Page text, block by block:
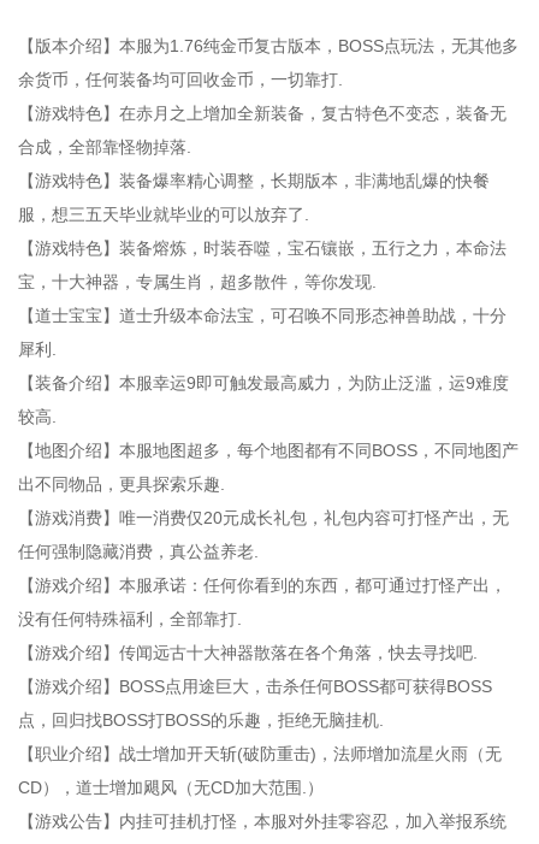
【版本介绍】本服为1.76纯金币复古版本，BOSS点玩法，无其他多
余货币，任何装备均可回收金币，一切靠打.
【游戏特色】在赤月之上增加全新装备，复古特色不变态，装备无
合成，全部靠怪物掉落.
【游戏特色】装备爆率精心调整，长期版本，非满地乱爆的快餐
服，想三五天毕业就毕业的可以放弃了.
【游戏特色】装备熔炼，时装吞噬，宝石镶嵌，五行之力，本命法
宝，十大神器，专属生肖，超多散件，等你发现.
【道士宝宝】道士升级本命法宝，可召唤不同形态神兽助战，十分
犀利.
【装备介绍】本服幸运9即可触发最高威力，为防止泛滥，运9难度
较高.
【地图介绍】本服地图超多，每个地图都有不同BOSS，不同地图产
出不同物品，更具探索乐趣.
【游戏消费】唯一消费仅20元成长礼包，礼包内容可打怪产出，无
任何强制隐藏消费，真公益养老.
【游戏介绍】本服承诺：任何你看到的东西，都可通过打怪产出，
没有任何特殊福利，全部靠打.
【游戏介绍】传闻远古十大神器散落在各个角落，快去寻找吧.
【游戏介绍】BOSS点用途巨大，击杀任何BOSS都可获得BOSS
点，回归找BOSS打BOSS的乐趣，拒绝无脑挂机.
【职业介绍】战士增加开天斩(破防重击)，法师增加流星火雨（无
CD），道士增加飓风（无CD加大范围.）
【游戏公告】内挂可挂机打怪，本服对外挂零容忍，加入举报系统